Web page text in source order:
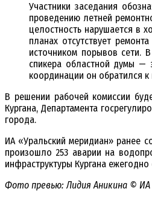
Участники заседания
проведению летней
целостность нарушается в
планах отсутствует
источником порывов сети.
спикера областной думы —
координации он обратился
В решении рабочей комиссии
Кургана, Департамента
города.
ИА «Уральский меридиан» ранее
произошло 253 аварии на
инфраструктуры Кургана ежегодно
Фото превью: Лидия Аникина © ИА